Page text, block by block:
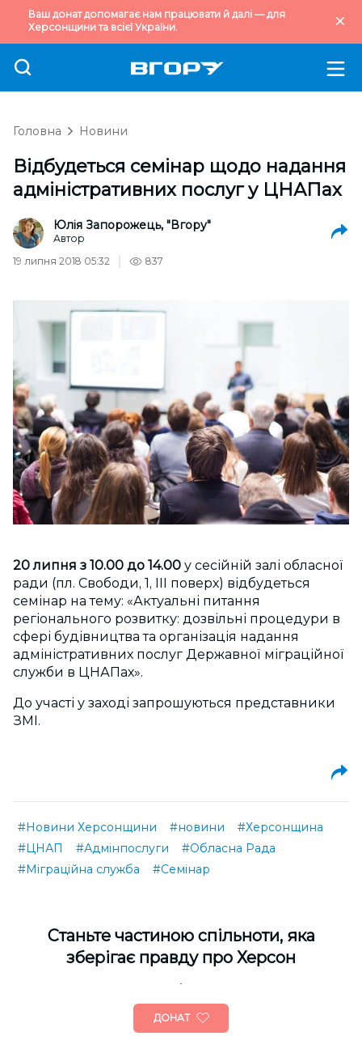
Ваш донат допомагає нам працювати й далі — для
Херсонщини та всієї України.
Головна Новини
Відбудеться семінар щодо надання
адміністративних послуг у ЦНАПах
Юлія Запорожець, "Вгору"
Автор
19 липня 2018 05:32
837
20 липня з 10.00 до 14.00 у сесійній залі обласної
ради (пл. Свободи, 1, ІІІ поверх) відбудеться
семінар на тему: «Актуальні питання
регіонального розвитку: дозвільні процедури в
сфері будівництва та організація надання
адміністративних послуг Державної міграційної
служби в ЦНАПах».
До участі у заході запрошуються представники
ЗМІ.
#Новини Херсонщини #новини
#Херсонщина
#ЦНАП
#Адмінпослуги
#Обласна Рада
#Міграційна служба
#Семінар
Cтаньте частиною спільноти, яка
зберігає правду про Херсон
ДОНАТ